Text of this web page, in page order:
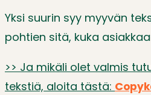
Yksi suurin syy myyvän
pohtien sitä, kuka
>> Ja mikäli olet valmis
tekstiä, aloita tästä: C